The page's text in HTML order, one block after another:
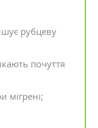
рубцеву
почуття
мігрені;